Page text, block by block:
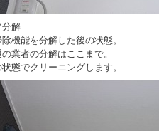
分解
除機能を分解した後の状態。
業者の分解はここまで。
状態でクリーニングします。